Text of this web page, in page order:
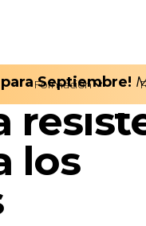
Septiembre!
Formación
los